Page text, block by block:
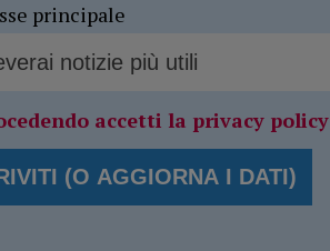
principale
accetti la privacy policy